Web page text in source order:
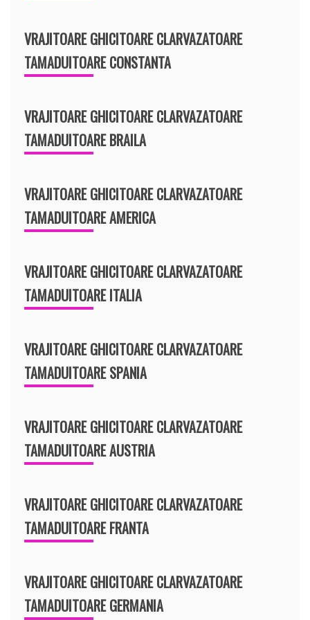
VRAJITOARE GHICITOARE CLARVAZATOARE
TAMADUITOARE CONSTANTA
VRAJITOARE GHICITOARE CLARVAZATOARE
TAMADUITOARE BRAILA
VRAJITOARE GHICITOARE CLARVAZATOARE
TAMADUITOARE AMERICA
VRAJITOARE GHICITOARE CLARVAZATOARE
TAMADUITOARE ITALIA
VRAJITOARE GHICITOARE CLARVAZATOARE
TAMADUITOARE SPANIA
VRAJITOARE GHICITOARE CLARVAZATOARE
TAMADUITOARE AUSTRIA
VRAJITOARE GHICITOARE CLARVAZATOARE
TAMADUITOARE FRANTA
VRAJITOARE GHICITOARE CLARVAZATOARE
TAMADUITOARE GERMANIA